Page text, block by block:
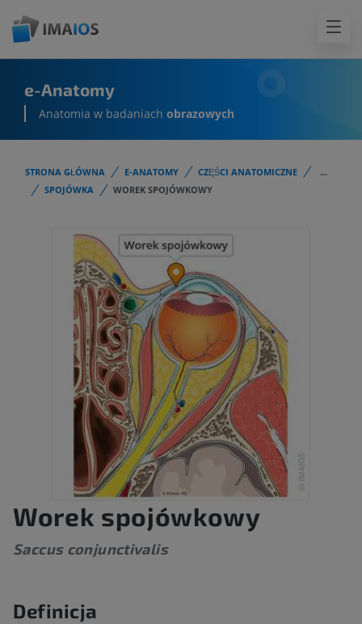
e-Anatomy
Anatomia w badaniach obrazowych
STRONA GŁÓWNA E-ANATOMY CZĘŚCI ANATOMICZNE
...
SPOJÓWKA
WOREK SPOJÓWKOWY
Worek spojówkowy
Saccus conjunctivalis
Definicja